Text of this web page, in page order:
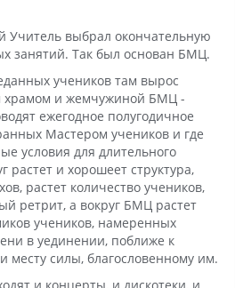
Учитель выбрал окончательную
занятий. Так был основан БМЦ.
учеников там вырос
храмом и жемчужиной БМЦ -
ежегодное полугодичное
Мастером учеников и где
условия для длительного
растет и хорошеет структура,
растет количество учеников,
ретрит, а вокруг БМЦ растет
учеников, намеренных
в уединении, поближе к
месту силы, благословенному им.